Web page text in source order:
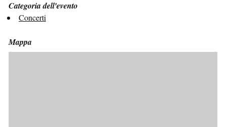
Categoria dell'evento
Concerti
Mappa